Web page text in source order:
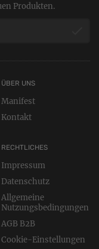
Produkten.
RECHTLICHES
Impressum
Datenschutz
Allgemeine
Nutzungsbedingungen
AGB B2B
Cookie-Einstellungen
ÜBER UNS
Manifest
Kontakt